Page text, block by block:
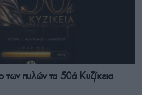
πυλών τα 50ά Κυζίκεια